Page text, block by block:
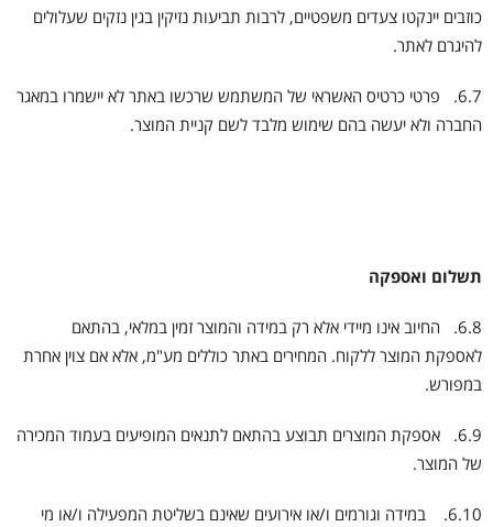
כוזבים יינקטו צעדים משפטיים, לרבות תביעות נזיקין בגין נזקים שעלולים
להיגרם לאתר.
6.7. פרטי כרטיס האשראי של המשתמש שרכשו באתר לא יישמרו במאגר
החברה ולא יעשה בהם שימוש מלבד לשם קניית המוצר.
תשלום ואספקה
6.8. החיוב אינו מיידי אלא רק במידה והמוצר זמין במלאי, בהתאם
לאספקת המוצר ללקוח. המחירים באתר כוללים מע"מ, אלא אם צוין אחרת
במפורש.
6.9. אספקת המוצרים תבוצע בהתאם לתנאים המופיעים בעמוד המכירה
של המוצר.
6.10. במידה וגורמים ו/או אירועים שאינם בשליטת המפעילה ו/או מי